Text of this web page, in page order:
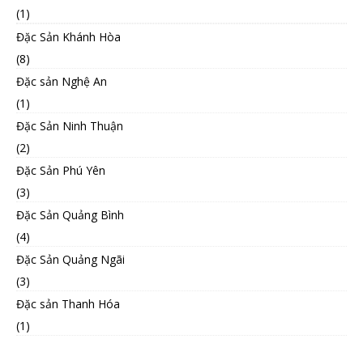
(1)
Đặc Sản Khánh Hòa
(8)
Đặc sản Nghệ An
(1)
Đặc Sản Ninh Thuận
(2)
Đặc Sản Phú Yên
(3)
Đặc Sản Quảng Bình
(4)
Đặc Sản Quảng Ngãi
(3)
Đặc sản Thanh Hóa
(1)